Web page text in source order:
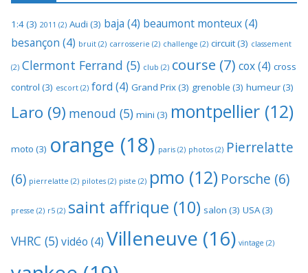
1:4(3) 2011 (2) Audi (3) baja (4) beaumont monteux(4)
besançon (4) bruit (2) carrosserie (2) challenge (2) circuit(3) classement
(2) Clermont Ferrand (5) club (2) course (7) cox(4) cross
control (3) escort (2) ford (4) Grand Prix(3) grenoble (3) humeur(3)
Laro (9) menoud (5) mini (3) montpellier (12)
moto (3) orange (18) paris (2) photos (2) Pierrelatte
(6) pierrelatte (2) pilotes (2) piste (2) pmo (12) Porsche (6)
presse (2) r5 (2) saint affrique (10) salon (3) USA(3)
VHRC (5)vidéo (4) Villeneuve (16) vintage (2)